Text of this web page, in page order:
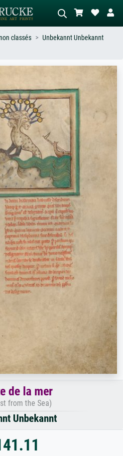
tableau sombre, nu debout près d'un
classés
Unbekannt Unbekannt
de la mer
from the Sea)
Unbekannt